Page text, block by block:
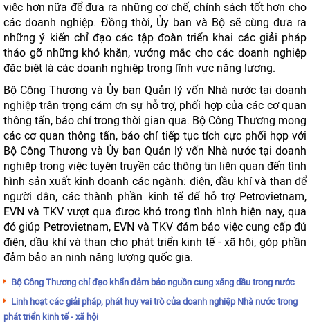
việc hơn nữa để đưa ra những cơ chế, chính sách tốt hơn cho
các doanh nghiệp. Đồng thời, Ủy ban và Bộ sẽ cùng đưa ra
những ý kiến chỉ đạo các tập đoàn triển khai các giải pháp
tháo gỡ những khó khăn, vướng mắc cho các doanh nghiệp
đặc biệt là các doanh nghiệp trong lĩnh vực năng lượng.
Bộ Công Thương và Ủy ban Quản lý vốn Nhà nước tại doanh
nghiệp trân trọng cám ơn sự hỗ trợ, phối hợp của các cơ quan
thông tấn, báo chí trong thời gian qua. Bộ Công Thương mong
các cơ quan thông tấn, báo chí tiếp tục tích cực phối hợp với
Bộ Công Thương và Ủy ban Quản lý vốn Nhà nước tại doanh
nghiệp trong việc tuyên truyền các thông tin liên quan đến tình
hình sản xuất kinh doanh các ngành: điện, dầu khí và than để
người dân, các thành phần kinh tế để hỗ trợ Petrovietnam,
EVN và TKV vượt qua được khó trong tình hình hiện nay, qua
đó giúp Petrovietnam, EVN và TKV đảm bảo việc cung cấp đủ
điện, dầu khí và than cho phát triển kinh tế - xã hội, góp phần
đảm bảo an ninh năng lượng quốc gia.
Bộ Công Thương chỉ đạo khẩn đảm bảo nguồn cung xăng dầu trong nước
Linh hoạt các giải pháp, phát huy vai trò của doanh nghiệp Nhà nước trong
phát triển kinh tế - xã hội